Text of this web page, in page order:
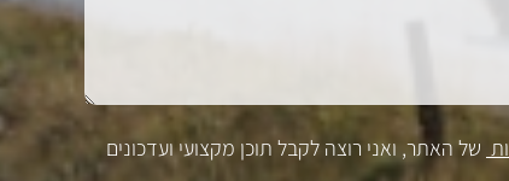
של האתר, ואני רוצה לקבל תוכן מקצועי ועדכונים